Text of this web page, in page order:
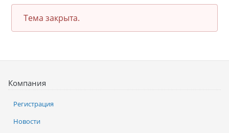
Тема закрыта.
Компания
Регистрация
Новости